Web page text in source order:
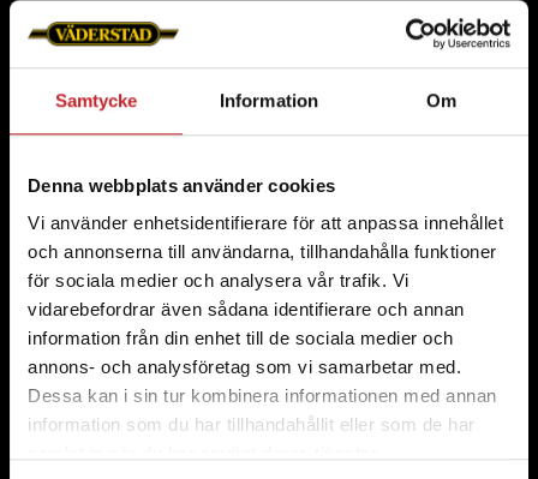
Samtycke Information Om
Denna webbplats använder cookies
Vi använder enhetsidentifierare för att anpassa innehållet
och annonserna till användarna, tillhandahålla funktioner
för sociala medier och analysera vår trafik. Vi
vidarebefordrar även sådana identifierare och annan
information från din enhet till de sociala medier och
annons- och analysföretag som vi samarbetar med.
Dessa kan i sin tur kombinera informationen med annan
information som du har tillhandahållit eller som de har
Byggd för att hålla
Väderstads slitdelar är konstruerade för att klara
prestanda och lång livslängd.
Överlägsen kvalitet och ekonomi
Upplev skillnaden i kvalitet och ekonomi med
Väderstads engagemang för perfektion in i minsta
detalj.